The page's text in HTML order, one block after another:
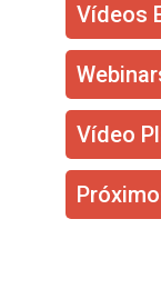
Vídeos
Vídeo